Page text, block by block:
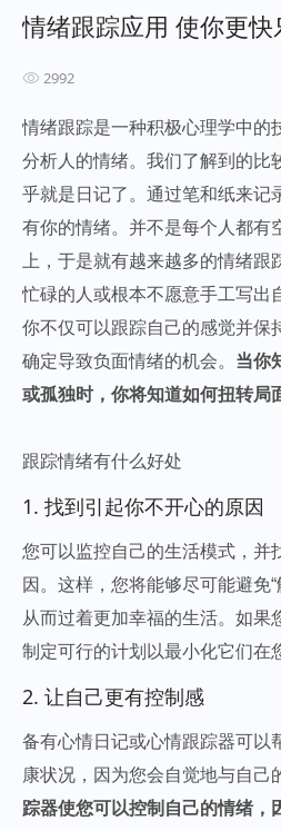
情绪跟踪应用 使你更快
2992
情绪跟踪是一种积极心理学中的
分析人的情绪。我们了解到的比
乎就是日记了。通过笔和纸来记
有你的情绪。并不是每个人都有
上，于是就有越来越多的情绪
忙碌的人或根本不愿意手工写出
你不仅可以跟踪自己的感觉并保
确定导致负面情绪的机会。 当你
或孤独时，你将知道如何扭转局
跟踪情绪有什么好处
1. 找到引起你不开心的原因
您可以监控自己的生活模式，并
因。这样，您将能够尽可能避免“
从而过着更加幸福的生活。如果
制定可行的计划以最小化它们在
2. 让自己更有控制感
备有心情日记或心情跟踪器可以
康状况，因为您会自觉地与自己
踪器使您可以控制自己的情绪，